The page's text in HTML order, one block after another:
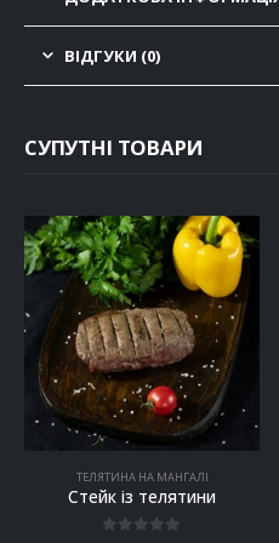
ВІДГУКИ (0)
СУПУТНІ ТОВАРИ
ТЕЛЯТИНА НА МАНГАЛІ
Стейк із телятини